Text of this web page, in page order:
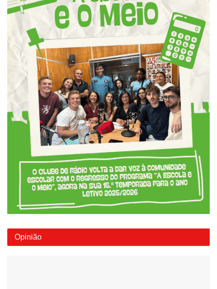
Opinião